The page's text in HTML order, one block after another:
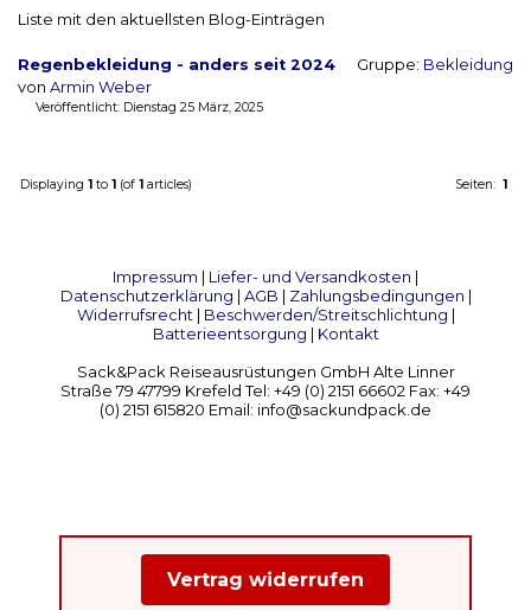
Liste mit den aktuellsten Blog-Einträgen
Regenbekleidung - anders seit 2024
von Armin Weber
Gruppe: Bekleidung
Veröffentlicht: Dienstag 25 März, 2025
Displaying 1 to 1 (of 1 articles) Seiten: 1
Impressum | Liefer- und Versandkosten |
Datenschutzerklärung | AGB | Zahlungsbedingungen |
Widerrufsrecht| Beschwerden/Streitschlichtung |
Batterieentsorgung | Kontakt
Sack&Pack Reiseausrüstungen GmbH Alte Linner
Straße 79 47799 Krefeld Tel: +49 (0) 2151 66602 Fax: +49
(0) 2151 615820 Email: info@sackundpack.de
Vertrag widerrufen